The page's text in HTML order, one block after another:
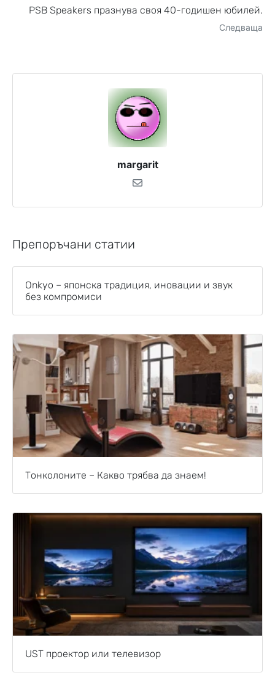
PSB Speakers празнува своя 40-годишен юбилей.
Следваща
margarit
Препоръчани статии
Onkyo – японска традиция, иновации и звук
без компромиси
Тонколоните – Какво трябва да знаем!
UST проектор или телевизор